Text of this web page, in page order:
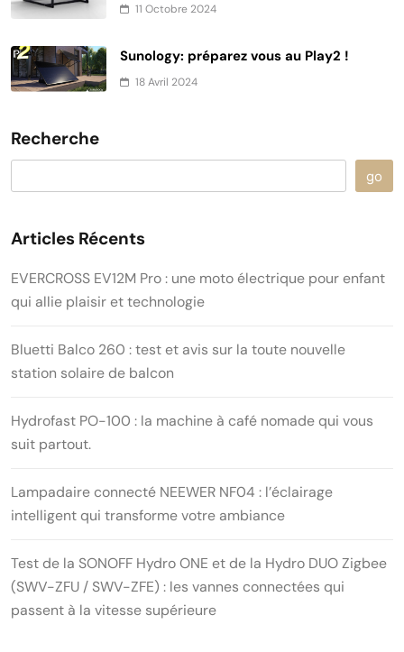
11 Octobre 2024
Sunology: préparez vous au Play2 !
18 Avril 2024
Recherche
go
Articles Récents
EVERCROSS EV12M Pro : une moto électrique pour enfant
qui allie plaisir et technologie
Bluetti Balco 260 : test et avis sur la toute nouvelle
station solaire de balcon
Hydrofast PO-100 : la machine à café nomade qui vous
suit partout.
Lampadaire connecté NEEWER NF04 : l’éclairage
intelligent qui transforme votre ambiance
Test de la SONOFF Hydro ONE et de la Hydro DUO Zigbee
(SWV-ZFU / SWV-ZFE) : les vannes connectées qui
passent à la vitesse supérieure